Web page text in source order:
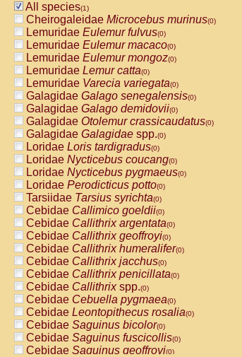
All species(1)
Cheirogaleidae Microcebus murinus(0)
Lemuridae Eulemur fulvus(0)
Lemuridae Eulemur macaco(0)
Lemuridae Eulemur mongoz(0)
Lemuridae Lemur catta(0)
Lemuridae Varecia variegata(0)
Galagidae Galago senegalensis(0)
Galagidae Galago demidovii(0)
Galagidae Otolemur crassicaudatus(0)
Galagidae Galagidae spp.(0)
Loridae Loris tardigradus(0)
Loridae Nycticebus coucang(0)
Loridae Nycticebus pygmaeus(0)
Loridae Perodicticus potto(0)
Tarsiidae Tarsius syrichta(0)
Cebidae Callimico goeldii(0)
Cebidae Callithrix argentata(0)
Cebidae Callithrix geoffroyi(0)
Cebidae Callithrix humeralifer(0)
Cebidae Callithrix jacchus(0)
Cebidae Callithrix penicillata(0)
Cebidae Callithrixspp.(0)
Cebidae Cebuella pygmaea(0)
Cebidae Leontopithecus rosalia(0)
Cebidae Saguinus bicolor(0)
Cebidae Saguinus fuscicollis(0)
Cebidae Saguinus geoffroyi(0)